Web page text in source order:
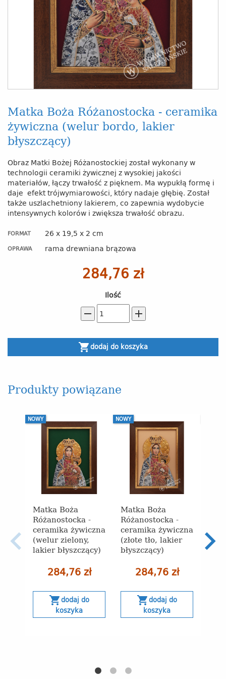
Matka Boża Różanostocka - ceramika
żywiczna (welur bordo, lakier
błyszczący)
Obraz Matki Bożej Różanostockiej został wykonany w
technologii ceramiki żywicznej z wysokiej jakości
materiałów, łączy trwałość z pięknem. Ma wypukłą formę i
daje efekt trójwymiarowości, który nadaje głębię. Został
także uszlachetniony lakierem, co zapewnia wydobycie
intensywnych kolorów i zwiększa trwałość obrazu.
FORMAT 26 x 19,5 x 2 cm
OPRAWA rama drewniana brązowa
284,76 zł
Ilość
remove add
shopping_cartdodaj do koszyka
Produkty powiązane
Matka Boża
Różanostocka -
ceramika żywiczna
(welur zielony,
lakier błyszczący)
284,76 zł
NOWY
shopping_cartdodaj do
koszyka
Matka Boża
Różanostocka -
ceramika żywiczna
(złote tło, lakier
błyszczący)
284,76 zł
NOWY
shopping_cartdodaj do
koszyka